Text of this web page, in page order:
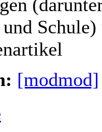
Schule)
[modmod]